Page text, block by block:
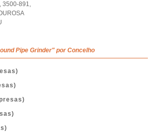
3500-891,
Pipe Grinder" por Concelho